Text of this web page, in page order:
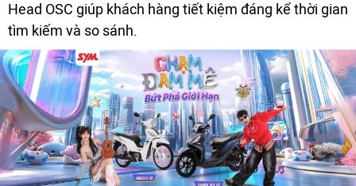
Head OSC giúp khách hàng tiết kiệm đáng kể thời gian
tìm kiếm và so sánh.